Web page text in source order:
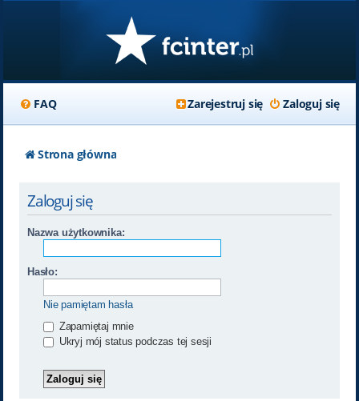
FAQ Zaloguj się
Zarejestruj się
Strona główna
Zaloguj się
Nazwa użytkownika:
Hasło:
Nie pamiętam hasła
Zapamiętaj mnie
Ukryj mój status podczas tej sesji